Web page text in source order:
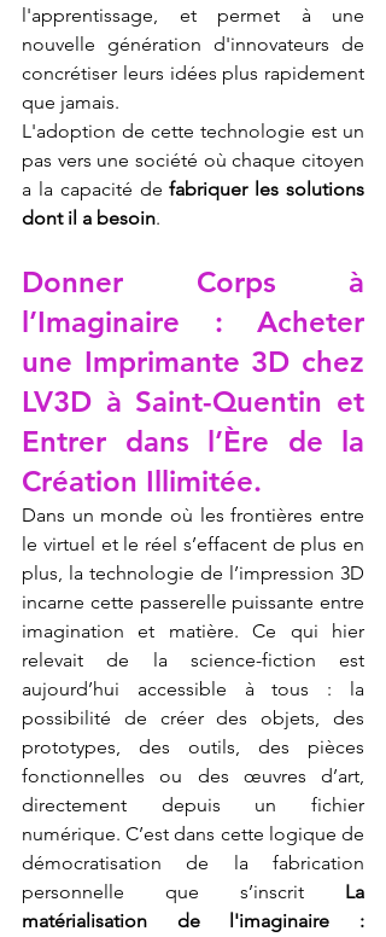
l'apprentissage, et permet à une
nouvelle génération d'innovateurs de
concrétiser leurs idées plus rapidement
que jamais.
L'adoption de cette technologie est un
pas vers une société où chaque citoyen
a la capacité de fabriquer les solutions
dont il a besoin.
Donner Corps à
l’Imaginaire : Acheter
une Imprimante 3D chez
LV3D à Saint-Quentin et
Entrer dans l’Ère de la
Création Illimitée.
Dans un monde où les frontières entre
le virtuel et le réel s’effacent de plus en
plus, la technologie de l’impression 3D
incarne cette passerelle puissante entre
imagination et matière. Ce qui hier
relevait de la science-fiction est
aujourd’hui accessible à tous : la
possibilité de créer des objets, des
prototypes, des outils, des pièces
fonctionnelles ou des œuvres d’art,
directement depuis un fichier
numérique. C’est dans cette logique de
démocratisation de la fabrication
personnelle que s’inscrit La
matérialisation de l'imaginaire :